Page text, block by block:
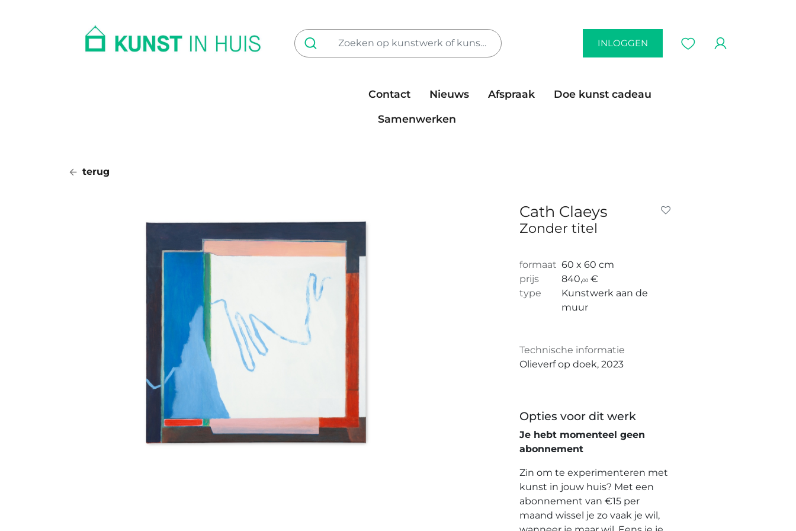
INLOGGEN
Contact Nieuws Afspraak
Doe kunst cadeau
Samenwerken
terug
Cath Claeys
Zonder titel
formaat 60 x 60 cm
prijs
840,00 €
type
Kunstwerk aan de
muur
Technische informatie
Olieverf op doek, 2023
Opties voor dit werk
Je hebt momenteel geen
abonnement
Zin om te experimenteren met
kunst in jouw huis? Met een
abonnement van €15 per
maand wissel je zo vaak je wil,